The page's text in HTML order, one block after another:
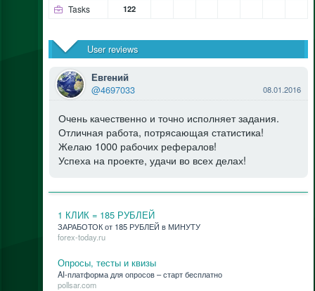
Tasks 122
User reviews
Евгений
@4697033 08.01.2016
Очень качественно и точно исполняет задания.
Отличная работа, потрясающая статистика!
Желаю 1000 рабочих рефералов!
Успеха на проекте, удачи во всех делах!
1 КЛИК = 185 РУБЛЕЙ
ЗАРАБОТОК от 185 РУБЛЕЙ в МИНУТУ
forex-today.ru
Опросы, тесты и квизы
AI-плат­фор­ма для опро­сов – старт бес­плат­но
pollsar.com